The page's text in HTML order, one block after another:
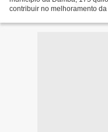
contribuir no melhoramento